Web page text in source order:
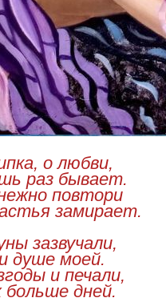
о любви,
раз бывает.
повтори
замирает.
зазвучали,
душе моей.
и печали,
больше дней.